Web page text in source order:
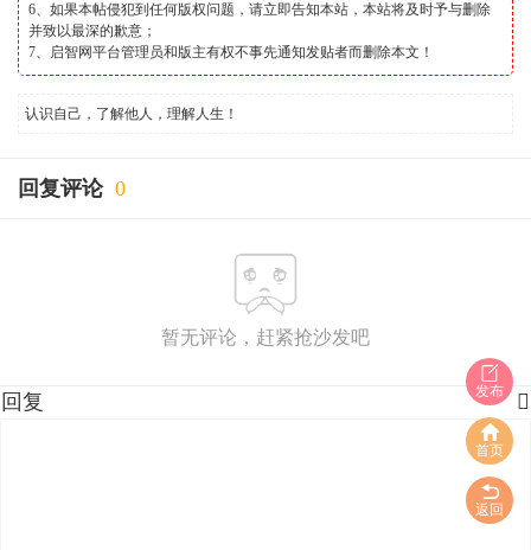
6、如果本帖侵犯到任何版权问题，请立即告知本站，本站将及时予与删除
并致以最深的歉意；
7、启智网平台管理员和版主有权不事先通知发贴者而删除本文！
认识自己，了解他人，理解人生！
回复评论 0
暂无评论，赶紧抢沙发吧
发布
首页
返回

回复